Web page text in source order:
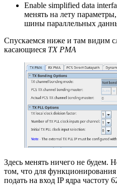
Enable simplified data
менять на лету
шины параллельных
Спускаемся ниже и там видим
касающиеся TX PMA
Здесь менять ничего не будем.
том, что для функционирования
подать на вход IP ядра частоту